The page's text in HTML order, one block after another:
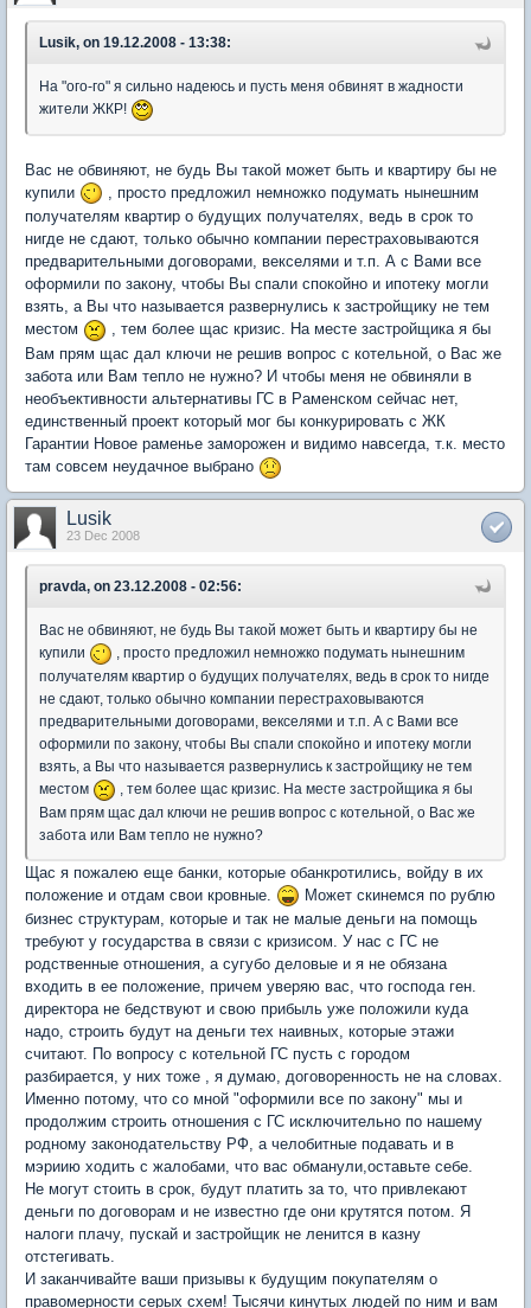
Lusik, on 19.12.2008 - 13:38:
На "ого-го" я сильно надеюсь и пусть меня обвинят в жадности
жители ЖКР!
Вас не обвиняют, не будь Вы такой может быть и квартиру бы не
купили
, просто предложил немножко подумать нынешним
получателям квартир о будущих получателях, ведь в срок то
нигде не сдают, только обычно компании перестраховываются
предварительными договорами, векселями и т.п. А с Вами все
оформили по закону, чтобы Вы спали спокойно и ипотеку могли
взять, а Вы что называется развернулись к застройщику не тем
местом
, тем более щас кризис. На месте застройщика я бы
Вам прям щас дал ключи не решив вопрос с котельной, о Вас же
забота или Вам тепло не нужно? И чтобы меня не обвиняли в
необъективности альтернативы ГС в Раменском сейчас нет,
единственный проект который мог бы конкурировать с ЖК
Гарантии Новое раменье заморожен и видимо навсегда, т.к. место
там совсем неудачное выбрано
Lusik
23 Dec 2008
pravda, on 23.12.2008 - 02:56:
Вас не обвиняют, не будь Вы такой может быть и квартиру бы не
купили
, просто предложил немножко подумать нынешним
получателям квартир о будущих получателях, ведь в срок то нигде
не сдают, только обычно компании перестраховываются
предварительными договорами, векселями и т.п. А с Вами все
оформили по закону, чтобы Вы спали спокойно и ипотеку могли
взять, а Вы что называется развернулись к застройщику не тем
местом
, тем более щас кризис. На месте застройщика я бы
Вам прям щас дал ключи не решив вопрос с котельной, о Вас же
забота или Вам тепло не нужно?
Щас я пожалею еще банки, которые обанкротились, войду в их
положение и отдам свои кровные.
Может скинемся по рублю
бизнес структурам, которые и так не малые деньги на помощь
требуют у государства в связи с кризисом. У нас с ГС не
родственные отношения, а сугубо деловые и я не обязана
входить в ее положение, причем уверяю вас, что господа ген.
директора не бедствуют и свою прибыль уже положили куда
надо, строить будут на деньги тех наивных, которые этажи
считают. По вопросу с котельной ГС пусть с городом
разбирается, у них тоже , я думаю, договоренность не на словах.
Именно потому, что со мной "оформили все по закону" мы и
продолжим строить отношения с ГС исключительно по нашему
родному законодательству РФ, а челобитные подавать и в
мэриию ходить с жалобами, что вас обманули,оставьте себе.
Не могут стоить в срок, будут платить за то, что привлекают
деньги по договорам и не известно где они крутятся потом. Я
налоги плачу, пускай и застройщик не ленится в казну
отстегивать.
И заканчивайте ваши призывы к будущим покупателям о
правомерности серых схем! Тысячи кинутых людей по ним и вам